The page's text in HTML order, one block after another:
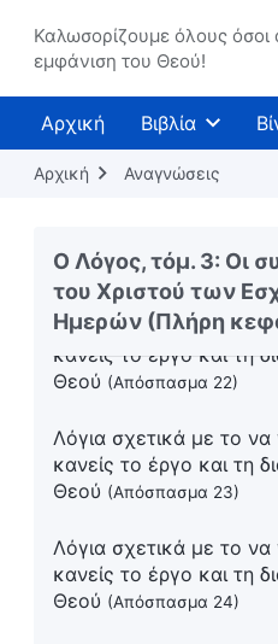
Καλωσορίζουμε όλους
εμφάνιση του Θεού!
Αρχική Βιβλία
Αρχική Αναγνώσεις
Ο Λόγος, τόμ. 3: Οι
του Χριστού των
Ημερών (Πλήρη
κανείς το έργο και τη
Θεού (Απόσπασμα 19)
Λόγια σχετικά με το να
κανείς το έργο και τη
Θεού
(Απόσπασμα 20)
κανείς το έργο και τη
Θεού(Απόσπασμα 21)
Λόγια σχετικά με το να
κανείς το έργο και τη
Θεού (Απόσπασμα 22)
Λόγια σχετικά με το να
κανείς το έργο και τη
Θεού (Απόσπασμα 23)
Λόγια σχετικά με το να
κανείς το έργο και τη
Θεού (Απόσπασμα 24)